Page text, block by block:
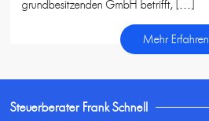
grundbesitzenden GmbH betrifft, […]
Mehr Erfahren
Steuerberater Frank Schnell